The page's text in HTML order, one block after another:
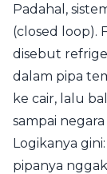
Padahal,
(closed loop).
disebut
dalam pipa
ke cair, lalu
sampai
Logikanya
pipanya